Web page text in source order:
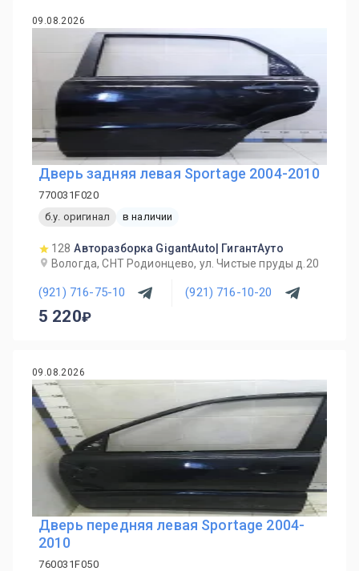
09.08.2026
Дверь задняя левая Sportage 2004-2010
770031F020
б.у. оригинал
в наличии
128 Авторазборка GigantAuto| ГигантАуто
Вологда, СНТ Родионцево, ул. Чистые пруды д.20
(921) 716-75-10 (921) 716-10-20
5 220
09.08.2026
Дверь передняя левая Sportage 2004-
2010
760031F050